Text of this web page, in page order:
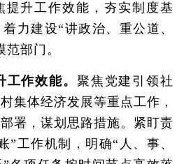
提升工作效能，夯实制度基
力建设“讲政治、重公道、
部门。
作效能。 聚焦党建引领社
集体经济发展等重点工作，
署，谋划思路措施。紧盯责
”工作机制，明确“人、事、